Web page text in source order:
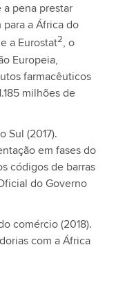
a pena prestar
a África do
a Eurostat2, o
Europeia,
farmacêuticos
milhões de
Sul (2017).
em fases do
códigos de barras
do Governo
comércio (2018).
com a África